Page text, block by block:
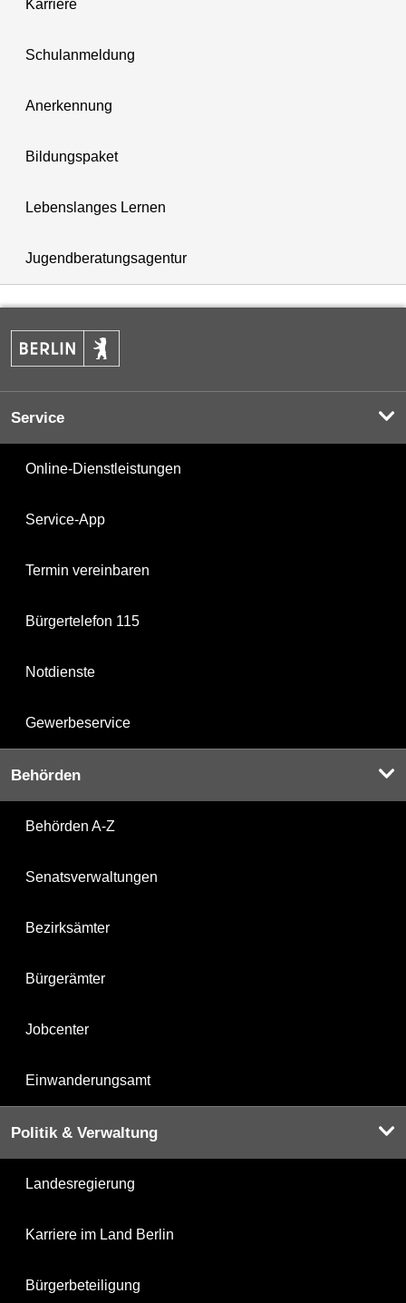
Karriere
Schulanmeldung
Anerkennung
Bildungspaket
Lebenslanges Lernen
Jugendberatungsagentur
Service
Online-Dienstleistungen
Service-App
Termin vereinbaren
Bürgertelefon 115
Notdienste
Gewerbeservice
Behörden
Behörden A-Z
Senatsverwaltungen
Bezirksämter
Bürgerämter
Jobcenter
Einwanderungsamt
Politik & Verwaltung
Landesregierung
Karriere im Land Berlin
Bürgerbeteiligung